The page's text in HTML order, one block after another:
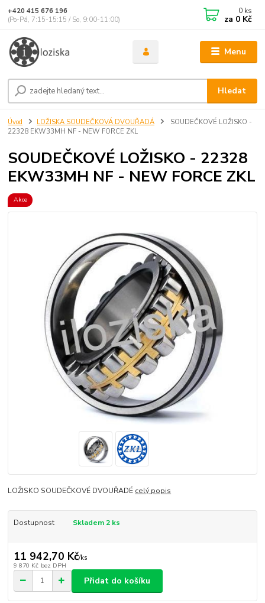
Menu
Hledat
+420 415 676 196
(Po-Pá, 7:15-15:15 / So, 9:00-11:00)
0 ks
za 0 Kč
Úvod LOŽISKA SOUDEČKOVÁ DVOUŘADÁ
SOUDEČKOVÉ LOŽISKO -
22328 EKW33MH NF - NEW FORCE ZKL
SOUDEČKOVÉ LOŽISKO - 22328
EKW33MH NF - NEW FORCE ZKL
Akce
LOŽISKO SOUDEČKOVÉ DVOUŘADÉ celý popis
Dostupnost Skladem 2 ks
11 942,70 Kč/ks
9 870 Kč bez DPH
Přidat do košíku